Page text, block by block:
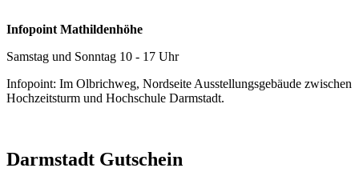
Infopoint Mathildenhöhe
Samstag und Sonntag 10 - 17 Uhr
Infopoint: Im Olbrichweg, Nordseite Ausstellungsgebäude zwischen
Hochzeitsturm und Hochschule Darmstadt.
Darmstadt Gutschein